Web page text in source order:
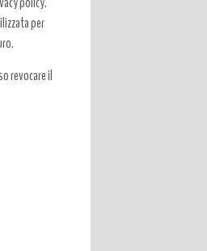
per
revocare il